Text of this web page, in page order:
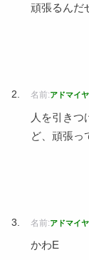
頑張るんだ
名前:アドマイ
人を引きつ
ど、頑張っ
名前:アドマイ
かわE